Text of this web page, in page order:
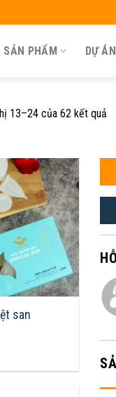
SẢN PHẨM DỰ ÁN
13–24 của 62 kết quả
san